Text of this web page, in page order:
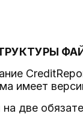
имеет
две